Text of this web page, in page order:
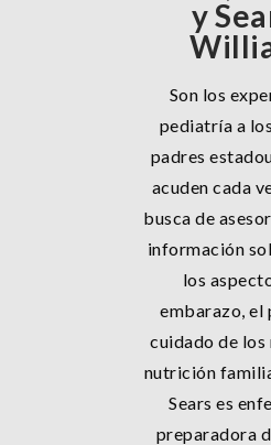
y
Son los
pediatría a
padres
acuden cada
busca de
información
los
embarazo, el
cuidado de los
nutrición
Sears es
preparadora